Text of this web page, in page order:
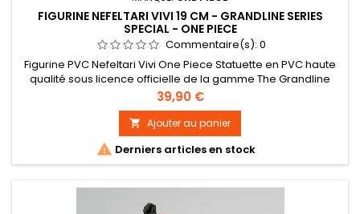
FIGURINE NEFELTARI VIVI 19 CM - GRANDLINE SERIES
SPECIAL - ONE PIECE
Commentaire(s): 0
Figurine PVC Nefeltari Vivi One Piece Statuette en PVC haute
qualité sous licence officielle de la gamme The Grandline
Series Special. Taille : 19 cm environ
Prix
39,90 €
 Ajouter au panier
 Derniers articles en stock